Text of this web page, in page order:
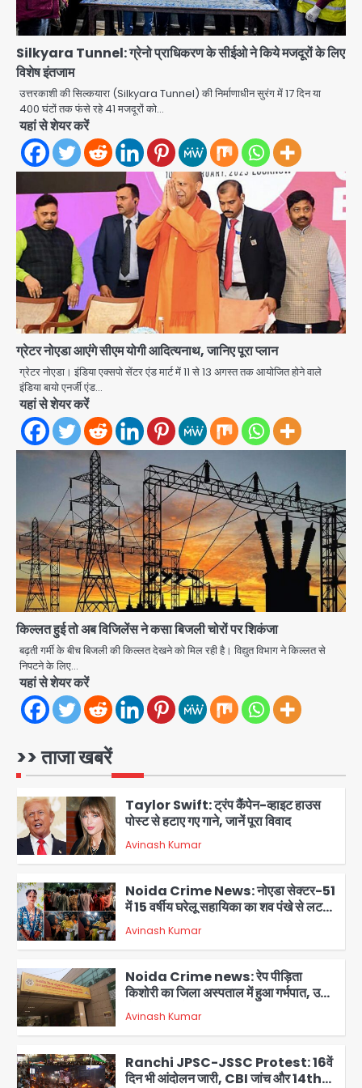
Silkyara Tunnel: ग्रेनो प्राधिकरण के सीईओ ने किये मजदूरों के लिए
विशेष इंतजाम
उत्तरकाशी की सिल्कयारा (Silkyara Tunnel) की निर्माणाधीन सुरंग में 17 दिन या
400 घंटों तक फंसे रहे 41 मजदूरों को…
यहां से शेयर करें
ग्रेटर नोएडा आएंगे सीएम योगी आदित्यनाथ, जानिए पूरा प्लान
ग्रेटर नोएडा। इंडिया एक्सपो सेंटर एंड मार्ट में 11 से 13 अगस्त तक आयोजित होने वाले
इंडिया बायो एनर्जी एंड…
यहां से शेयर करें
किल्लत हुई तो अब विजिलेंस ने कसा बिजली चोरों पर शिकंजा
बढ़ती गर्मी के बीच बिजली की किल्लत देखने को मिल रही है। विद्युत विभाग ने किल्लत से
निपटने के लिए…
यहां से शेयर करें
>> ताजा खबरें
2
Taylor Swift: ट्रंप कैंपेन-व्हाइट हाउस
पोस्ट से हटाए गए गाने, जानें पूरा विवाद
Avinash Kumar
Noida Crime News: नोएडा सेक्टर-51
में 15 वर्षीय घरेलू सहायिका का शव पंखे से लटका
मिला
Avinash Kumar
4
Noida Crime news: रेप पीड़िता
किशोरी का जिला अस्पताल में हुआ गर्भपात, उधर
सेक्टर-49 में महिला को मिली ब्लास्ट की धमकी
Avinash Kumar
5
Ranchi JPSC-JSSC Protest: 16वें
दिन भी आंदोलन जारी, CBI जांच और 14th
Exam रद्द करने की मांग
Avinash Kumar
Connection Fraud: बुजुर्ग से वीडियो
कॉल पर 9.77 लाख की साइबर फ्रॉड
Avinash Kumar
2
पोस्ट से हटाए गए गाने, जानें पूरा विवाद
Avinash Kumar
3
Noida Crime News: नोएडा सेक्टर-51
में 15 वर्षीय घरेलू सहायिका का शव पंखे से लटका
मिला
Avinash Kumar
4
Noida Crime news: रेप पीड़िता
किशोरी का जिला अस्पताल में हुआ गर्भपात, उधर
सेक्टर-49 में महिला को मिली ब्लास्ट की धमकी
Avinash Kumar
5
Ranchi JPSC-JSSC Protest: 16वें
दिन भी आंदोलन जारी, CBI जांच और 14th
Exam रद्द करने की मांग
Avinash Kumar